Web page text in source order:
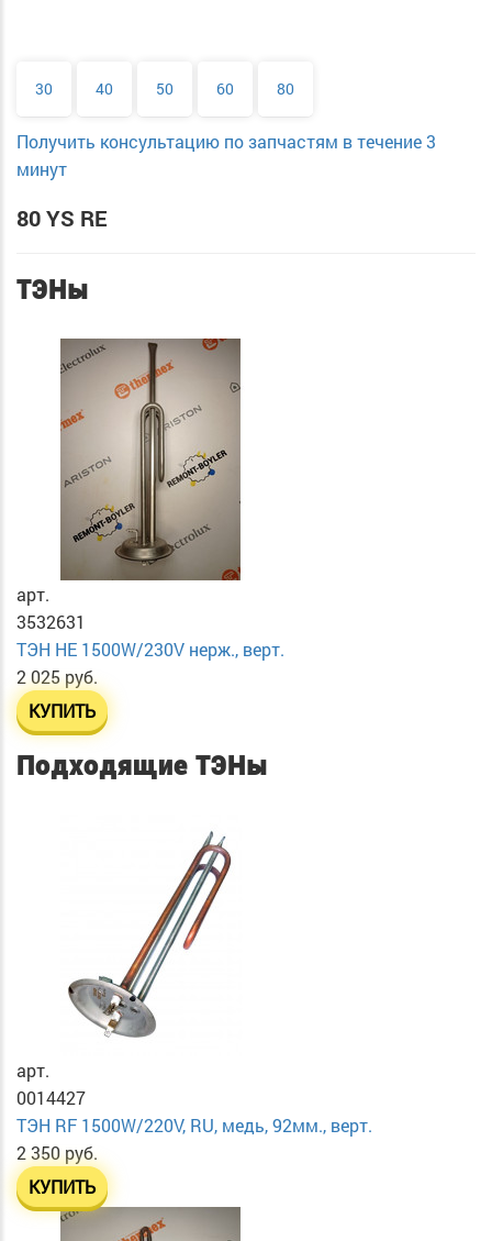
30 40 50 60 80
Получить консультацию по запчастям в течение 3
минут
80 YS RE
ТЭНы
арт.
3532631
ТЭН HE 1500W/230V нерж., верт.
2 025 руб.
КУПИТЬ
Подходящие ТЭНы
арт.
0014427
ТЭН RF 1500W/220V, RU, медь, 92мм., верт.
2 350 руб.
КУПИТЬ